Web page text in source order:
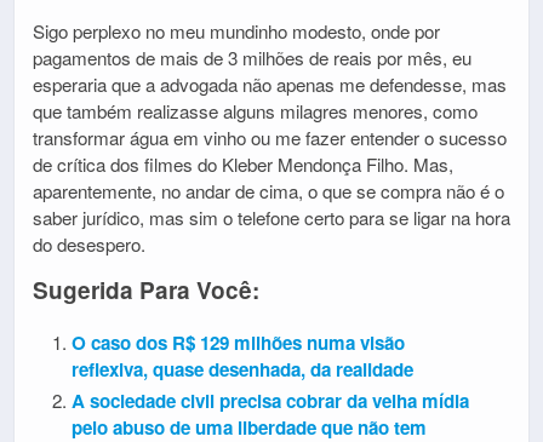
Sigo perplexo no meu mundinho modesto, onde por
pagamentos de mais de 3 milhões de reais por mês, eu
esperaria que a advogada não apenas me defendesse, mas
que também realizasse alguns milagres menores, como
transformar água em vinho ou me fazer entender o sucesso
de crítica dos filmes do Kleber Mendonça Filho. Mas,
aparentemente, no andar de cima, o que se compra não é o
saber jurídico, mas sim o telefone certo para se ligar na hora
do desespero.
Sugerida Para Você:
O caso dos R$ 129 milhões numa visão
reflexiva, quase desenhada, da realidade
A sociedade civil precisa cobrar da velha mídia
pelo abuso de uma liberdade que não tem